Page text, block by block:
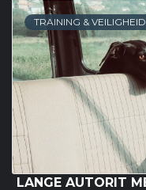
TRAINING & VEILIGHEID
LANGE AUTORIT